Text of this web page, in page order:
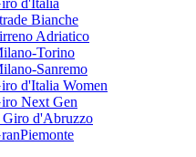
d'Italia
Bianche
Adriatico
Torino
Sanremo
d'Italia Women
Next Gen
d'Abruzzo